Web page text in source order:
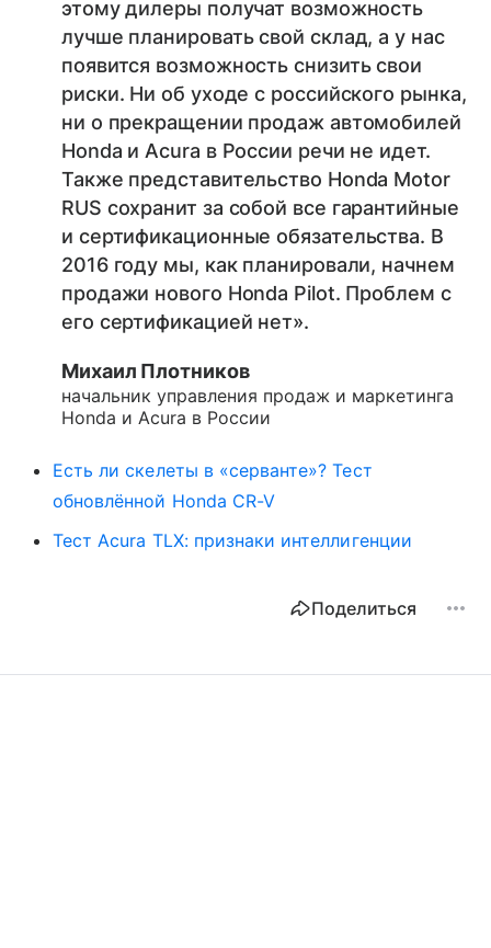
этому дилеры получат возможность
лучше планировать свой склад, а у нас
появится возможность снизить свои
риски. Ни об уходе с российского рынка,
ни о прекращении продаж автомобилей
Honda и Acura в России речи не идет.
Также представительство Honda Motor
RUS сохранит за собой все гарантийные
и сертификационные обязательства. В
2016 году мы, как планировали, начнем
продажи нового Honda Pilot. Проблем с
его сертификацией нет».
Михаил Плотников
начальник управления продаж и маркетинга
Honda и Acura в России
Есть ли скелеты в «серванте»? Тест
обновлённой Honda CR-V
Тест Acura TLX: признаки интеллигенции
Поделиться